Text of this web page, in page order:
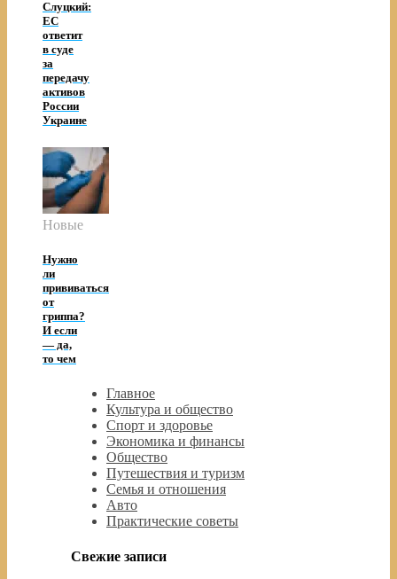
Слуцкий:
ЕС
ответит
в суде
за
передачу
активов
России
Украине
Новые
Нужно
ли
прививаться
от
гриппа?
И если
— да,
то чем
Главное
Культура и общество
Спорт и здоровье
Экономика и финансы
Общество
Путешествия и туризм
Семья и отношения
Авто
Практические советы
Свежие записи